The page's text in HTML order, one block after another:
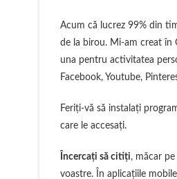
Acum că lucrez 99% din
de la birou. Mi-am creat în
una pentru activitatea
Facebook, Youtube,
Feriți-vă să instalați
care le accesați.
Încercați să citiți, măcar
voastre. În aplicațiile